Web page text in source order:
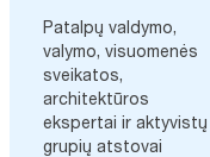
Patalpų valdymo,
valymo, visuomenės
sveikatos,
architektūros
ekspertai ir aktyvistų
grupių atstovai